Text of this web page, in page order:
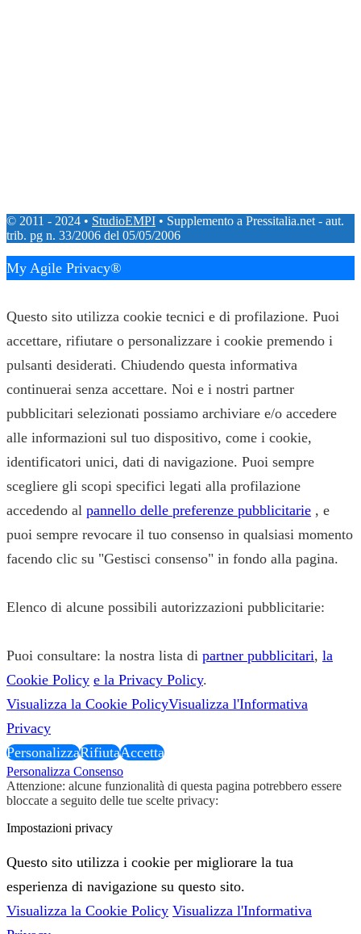
© 2011 - 2024 • StudioEMPI • Supplemento a Pressitalia.net - aut.
trib. pg n. 33/2006 del 05/05/2006
My Agile Privacy®
Questo sito utilizza cookie tecnici e di profilazione. Puoi
accettare, rifiutare o personalizzare i cookie premendo i
pulsanti desiderati. Chiudendo questa informativa
continuerai senza accettare. Noi e i nostri partner
pubblicitari selezionati possiamo archiviare e/o accedere
alle informazioni sul tuo dispositivo, come i cookie,
identificatori unici, dati di navigazione. Puoi sempre
scegliere gli scopi specifici legati alla profilazione
accedendo al pannello delle preferenze pubblicitarie , e
puoi sempre revocare il tuo consenso in qualsiasi momento
facendo clic su "Gestisci consenso" in fondo alla pagina.
Elenco di alcune possibili autorizzazioni pubblicitarie:
Puoi consultare: la nostra lista di partner pubblicitari, la
Cookie Policy e la Privacy Policy.
Visualizza la Cookie PolicyVisualizza l'Informativa
Privacy
PersonalizzaRifiutaAccetta
Personalizza Consenso
Attenzione: alcune funzionalità di questa pagina potrebbero essere
bloccate a seguito delle tue scelte privacy:
Impostazioni privacy
Questo sito utilizza i cookie per migliorare la tua
esperienza di navigazione su questo sito.
Visualizza la Cookie Policy Visualizza l'Informativa